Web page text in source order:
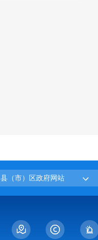
县（市）区政府网站